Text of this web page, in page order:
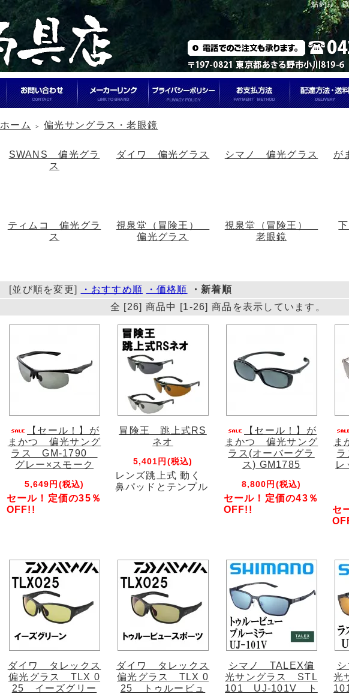
鮎釣り、
ホーム ＞ 偏光サングラス・老眼鏡
SWANS 偏光グラ
ス
ダイワ 偏光グラス シマノ 偏光グラス
が
ティムコ 偏光グラ
ス
視泉堂（冒険王）
偏光グラス
視泉堂（冒険王）
老眼鏡
[並び順を変更] ・おすすめ順 ・価格順
・新着順
全 [26] 商品中 [1-26] 商品を表示しています。
【セール！】が
まかつ 偏光サング
ラス GM-1790
グレー×スモーク
5,649円(税込)
セール！定価の35％
OFF!!
冒険王 跳上式RS
ネオ
5,401円(税込)
レンズ跳上式 動く
鼻パッドとテンプル
【セール！】が
まかつ 偏光サング
ラス(オーバーグラ
ス) GM1785
8,800円(税込)
セール！定価の43％
OFF!!
ま
レ
セ
ダイワ タレックス
偏光グラス TLX 0
25 イーズグリー
ダイワ タレックス
偏光グラス TLX 0
25 トゥルービュ
シマノ TALEX偏
光サングラス STL
101 UJ-101V ト
光